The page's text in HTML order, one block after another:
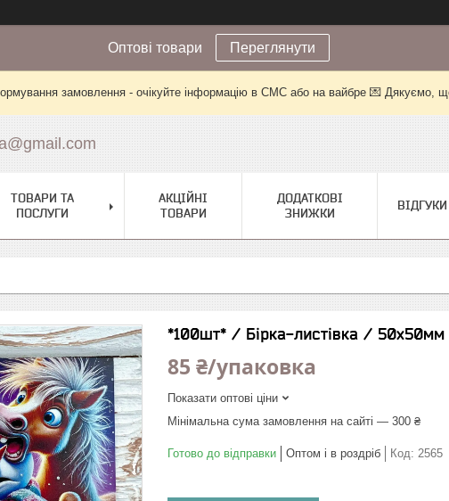
Оптові товари Переглянути
замовлення - очікуйте інформацію в СМС або на вайбре 💌 Дякуємо,
ТОВАРИ ТА
ПОСЛУГИ
АКЦІЙНІ
ТОВАРИ
ДОДАТКОВІ
ЗНИЖКИ
ВІДГУКИ
*100шт* / Бірка-листівка /
85 ₴/упаковка
Показати оптові ціни
Мінімальна сума замовлення на сайті — 300 ₴
Готово до відправки Оптом і в роздріб Код: 2565